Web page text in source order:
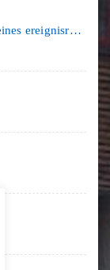
Schulfest am HSG: Gelungener Abschluss eines ereignisreichen Schuljahres